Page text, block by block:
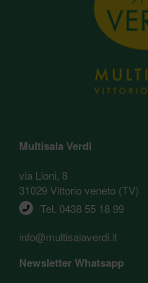
Multisala Verdi
via Lioni, 8
31029 Vittorio veneto (TV)
Tel. 0438 55 18 99
info@multisalaverdi.it
Newsletter Whatsapp